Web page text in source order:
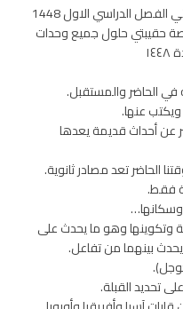
حل كتاب الاجتماعيات للصف الرابع الابتدائي الفصل الدراسي الاول 1448
حقيبتي حلول جميع وحدات
في الحاضر والمستقبل.
عنها.
عن أحداث قديمة يعدها
الحاضر تعد مصادر ثانوية.
فقط.
وتكوينها وهو ما يحدث على
بينهما من تفاعل.
تحديد القبلة.